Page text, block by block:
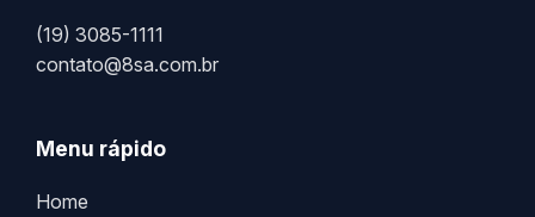
(19) 3085-1111
contato@8sa.com.br
Menu rápido
Home